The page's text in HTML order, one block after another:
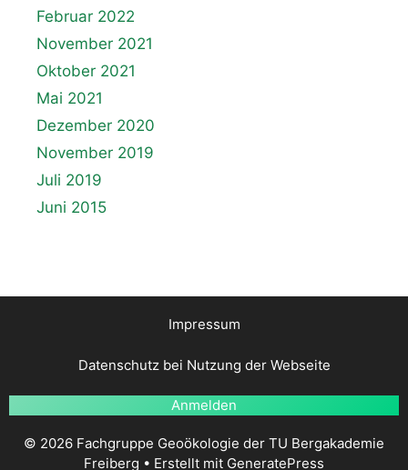
Februar 2022
November 2021
Oktober 2021
Mai 2021
Dezember 2020
November 2019
Juli 2019
Juni 2015
Impressum
Datenschutz bei Nutzung der Webseite
Anmelden
© 2026 Fachgruppe Geoökologie der TU Bergakademie
Freiberg • Erstellt mit GeneratePress